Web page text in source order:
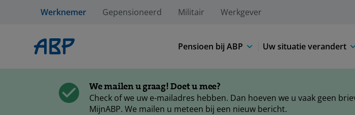
Werknemer Gepensioneerd Militair Werkgever
Pensioen bij ABP Uw situatie verandert
We mailen u graag! Doet u mee?
Check of we uw e-mailadres hebben. Dan hoeven we u vaak geen
MijnABP. We mailen u meteen bij een nieuw bericht.